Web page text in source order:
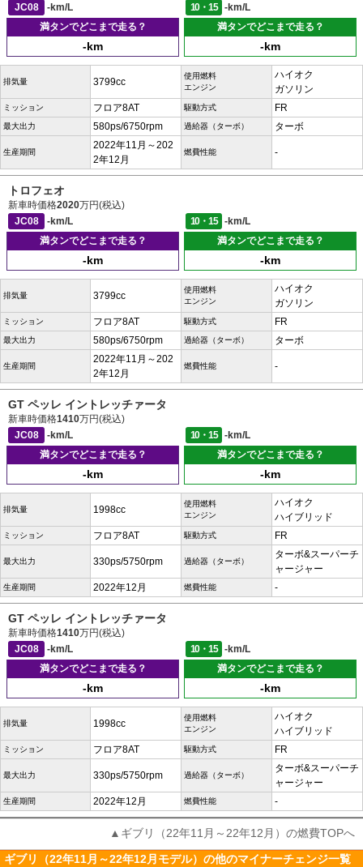
JC08 -km/L 10・15
-km/L
満タンでどこまで走る？
-km
満タンでどこまで走る？
-km
排気量 3799cc
使用燃料
エンジン
ハイオク
ガソリン
ミッション フロア8AT 駆動方式 FR
最大出力 580ps/6750rpm 過給器（ターボ） ターボ
生産期間
2022年11月～202
2年12月
燃費性能 -
トロフェオ
新車時価格2020万円(税込)
JC08
-km/L 10・15
-km/L
満タンでどこまで走る？
-km
満タンでどこまで走る？
-km
排気量 3799cc
使用燃料
エンジン
ハイオク
ガソリン
ミッション フロア8AT 駆動方式 FR
最大出力 580ps/6750rpm 過給器（ターボ） ターボ
生産期間
2022年11月～202
2年12月
燃費性能 -
GT ペッレ イントレッチァータ
新車時価格1410万円(税込)
JC08
-km/L 10・15
-km/L
満タンでどこまで走る？
-km
満タンでどこまで走る？
-km
排気量 1998cc
使用燃料
エンジン
ハイオク
ハイブリッド
ミッション フロア8AT 駆動方式 FR
最大出力 330ps/5750rpm 過給器（ターボ）
ターボ&スーパーチ
ャージャー
生産期間 2022年12月 燃費性能 -
GT ペッレ イントレッチァータ
新車時価格1410万円(税込)
JC08
-km/L 10・15
-km/L
満タンでどこまで走る？
-km
満タンでどこまで走る？
-km
排気量 1998cc
使用燃料
エンジン
ハイオク
ハイブリッド
ミッション フロア8AT 駆動方式 FR
最大出力 330ps/5750rpm 過給器（ターボ）
ターボ&スーパーチ
ャージャー
生産期間 2022年12月 燃費性能 -
▲ギブリ（22年11月～22年12月）の燃費TOPへ
ギブリ（22年11月～22年12月モデル）の他のマイナーチェンジ一覧